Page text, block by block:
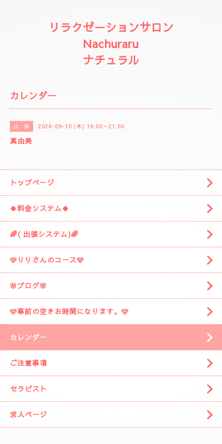
リラクゼーションサロン
Nachuraru
ナチュラル
カレンダー
出 張 2026-09-10 (木) 16:00～21:00
真由美
トップページ
🍀料金システム🍀
🌈( 出張システム)🌈
🩷りりさんのコース🩷
🌸ブログ🌸
🩷事前の空きお時間になります。🩷
カレンダー
ご注意事項
セラピスト
求人ページ